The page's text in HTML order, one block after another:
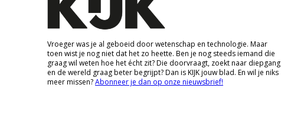
Vroeger was je al geboeid door wetenschap en technologie. Maar
toen wist je nog niet dat het zo heette. Ben je nog steeds iemand die
graag wil weten hoe het écht zit? Die doorvraagt, zoekt naar diepgang
en de wereld graag beter begrijpt? Dan is KIJK jouw blad. En wil je niks
meer missen?Abonneer je dan op onze nieuwsbrief!